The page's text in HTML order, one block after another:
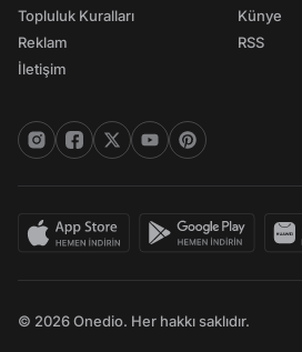
Topluluk Kuralları
Reklam
İletişim
Künye
RSS
© 2026 Onedio. Her hakkı saklıdır.